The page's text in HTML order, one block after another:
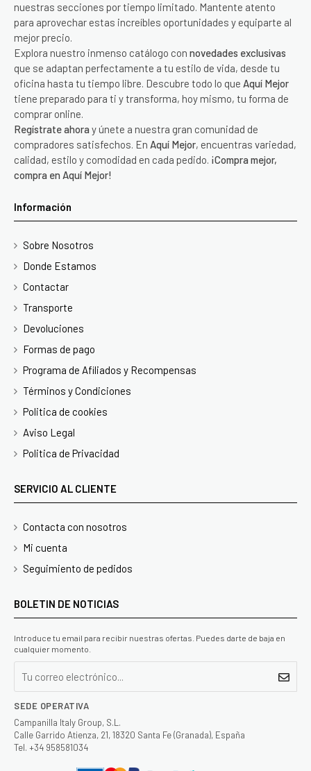
nuestras secciones por tiempo limitado. Mantente atento
para aprovechar estas increíbles oportunidades y equiparte al
mejor precio.
Explora nuestro inmenso catálogo con novedades exclusivas
que se adaptan perfectamente a tu estilo de vida, desde tu
oficina hasta tu tiempo libre. Descubre todo lo que Aquí Mejor
tiene preparado para ti y transforma, hoy mismo, tu forma de
comprar online.
Regístrate ahora y únete a nuestra gran comunidad de
compradores satisfechos. En Aquí Mejor, encuentras variedad,
calidad, estilo y comodidad en cada pedido. ¡Compra mejor,
compra en Aquí Mejor!
Información
Sobre Nosotros
Donde Estamos
Contactar
Transporte
Devoluciones
Formas de pago
Programa de Afiliados y Recompensas
Términos y Condiciones
Politica de cookies
Aviso Legal
Politica de Privacidad
SERVICIO AL CLIENTE
Contacta con nosotros
Mi cuenta
Seguimiento de pedidos
BOLETIN DE NOTICIAS
Introduce tu email para recibir nuestras ofertas. Puedes darte de baja en
cualquier momento.
SEDE OPERATIVA
Campanilla Italy Group, S.L.
Calle Garrido Atienza, 21, 18320 Santa Fe (Granada), España
Tel. +34 958581034